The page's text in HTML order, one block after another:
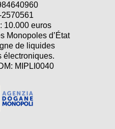
2570561
10.000 euros
Monopoles d’État
de liquides
électroniques.
MIPLI0040